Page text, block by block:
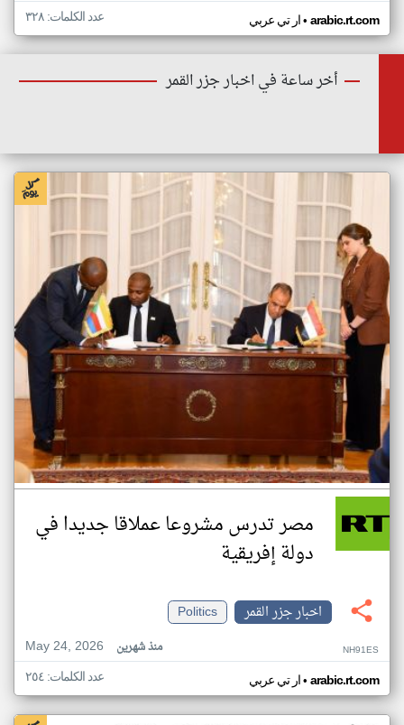
ار تي عربي• arabic.rt.com عدد الكلمات: ٣٢٨
أخر ساعة في اخبار جزر القمر
مصر تدرس مشروعا عملاقا جديدا في
دولة إفريقية
اخبار جزر القمر
Politics
May 24, 2026
منذ شهرين NH91ES
ار تي عربي• arabic.rt.com عدد الكلمات: ٢٥٤